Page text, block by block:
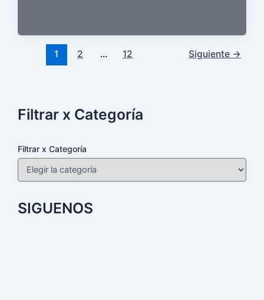
1 2 … 12 Siguiente →
Filtrar x Categoría
Filtrar x Categoría
SIGUENOS